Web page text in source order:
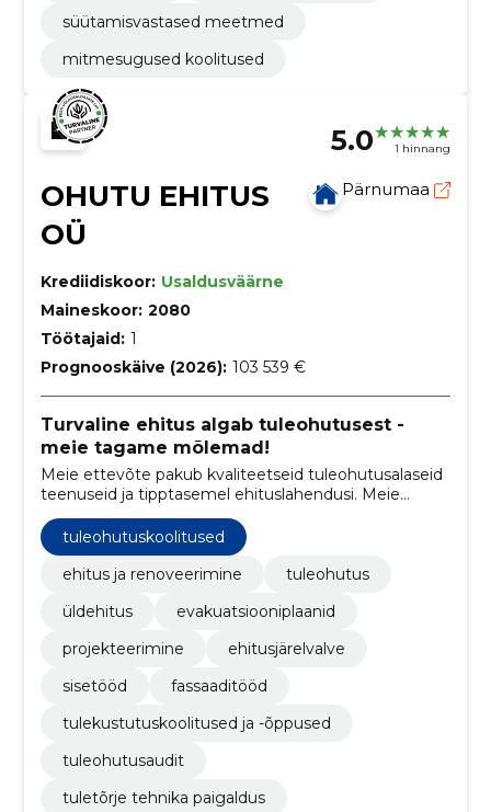
süütamisvastased meetmed
mitmesugused koolitused
5.0 1 hinnang
OHUTU EHITUS
OÜ
Pärnumaa
Krediidiskoor: Usaldusväärne
Maineskoor: 2080
Töötajaid: 1
Prognooskäive (2026): 103 539 €
Turvaline ehitus algab tuleohutusest -
meie tagame mõlemad!
Meie ettevõte pakub kvaliteetseid tuleohutusalaseid
teenuseid ja tipptasemel ehituslahendusi. Meie
kogenud meeskond tagab sujuva protsessi ja täpse
tulemuse, mis vastab kliendi vajadustele ning loob
turvalise ja kaasaegse elukeskkonna.
tuleohutuskoolitused
ehitus ja renoveerimine
tuleohutus
üldehitus
evakuatsiooniplaanid
projekteerimine
ehitusjärelvalve
sisetööd
fassaaditööd
tulekustutuskoolitused ja -õppused
tuleohutusaudit
tuletõrje tehnika paigaldus